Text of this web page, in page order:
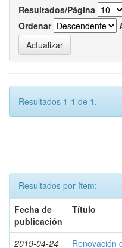
Resultados/Página
Ordenar
Resultados 1-1 de 1.
Resultados por ítem:
Fecha de
publicación
Título
2019-04-24
Renovación